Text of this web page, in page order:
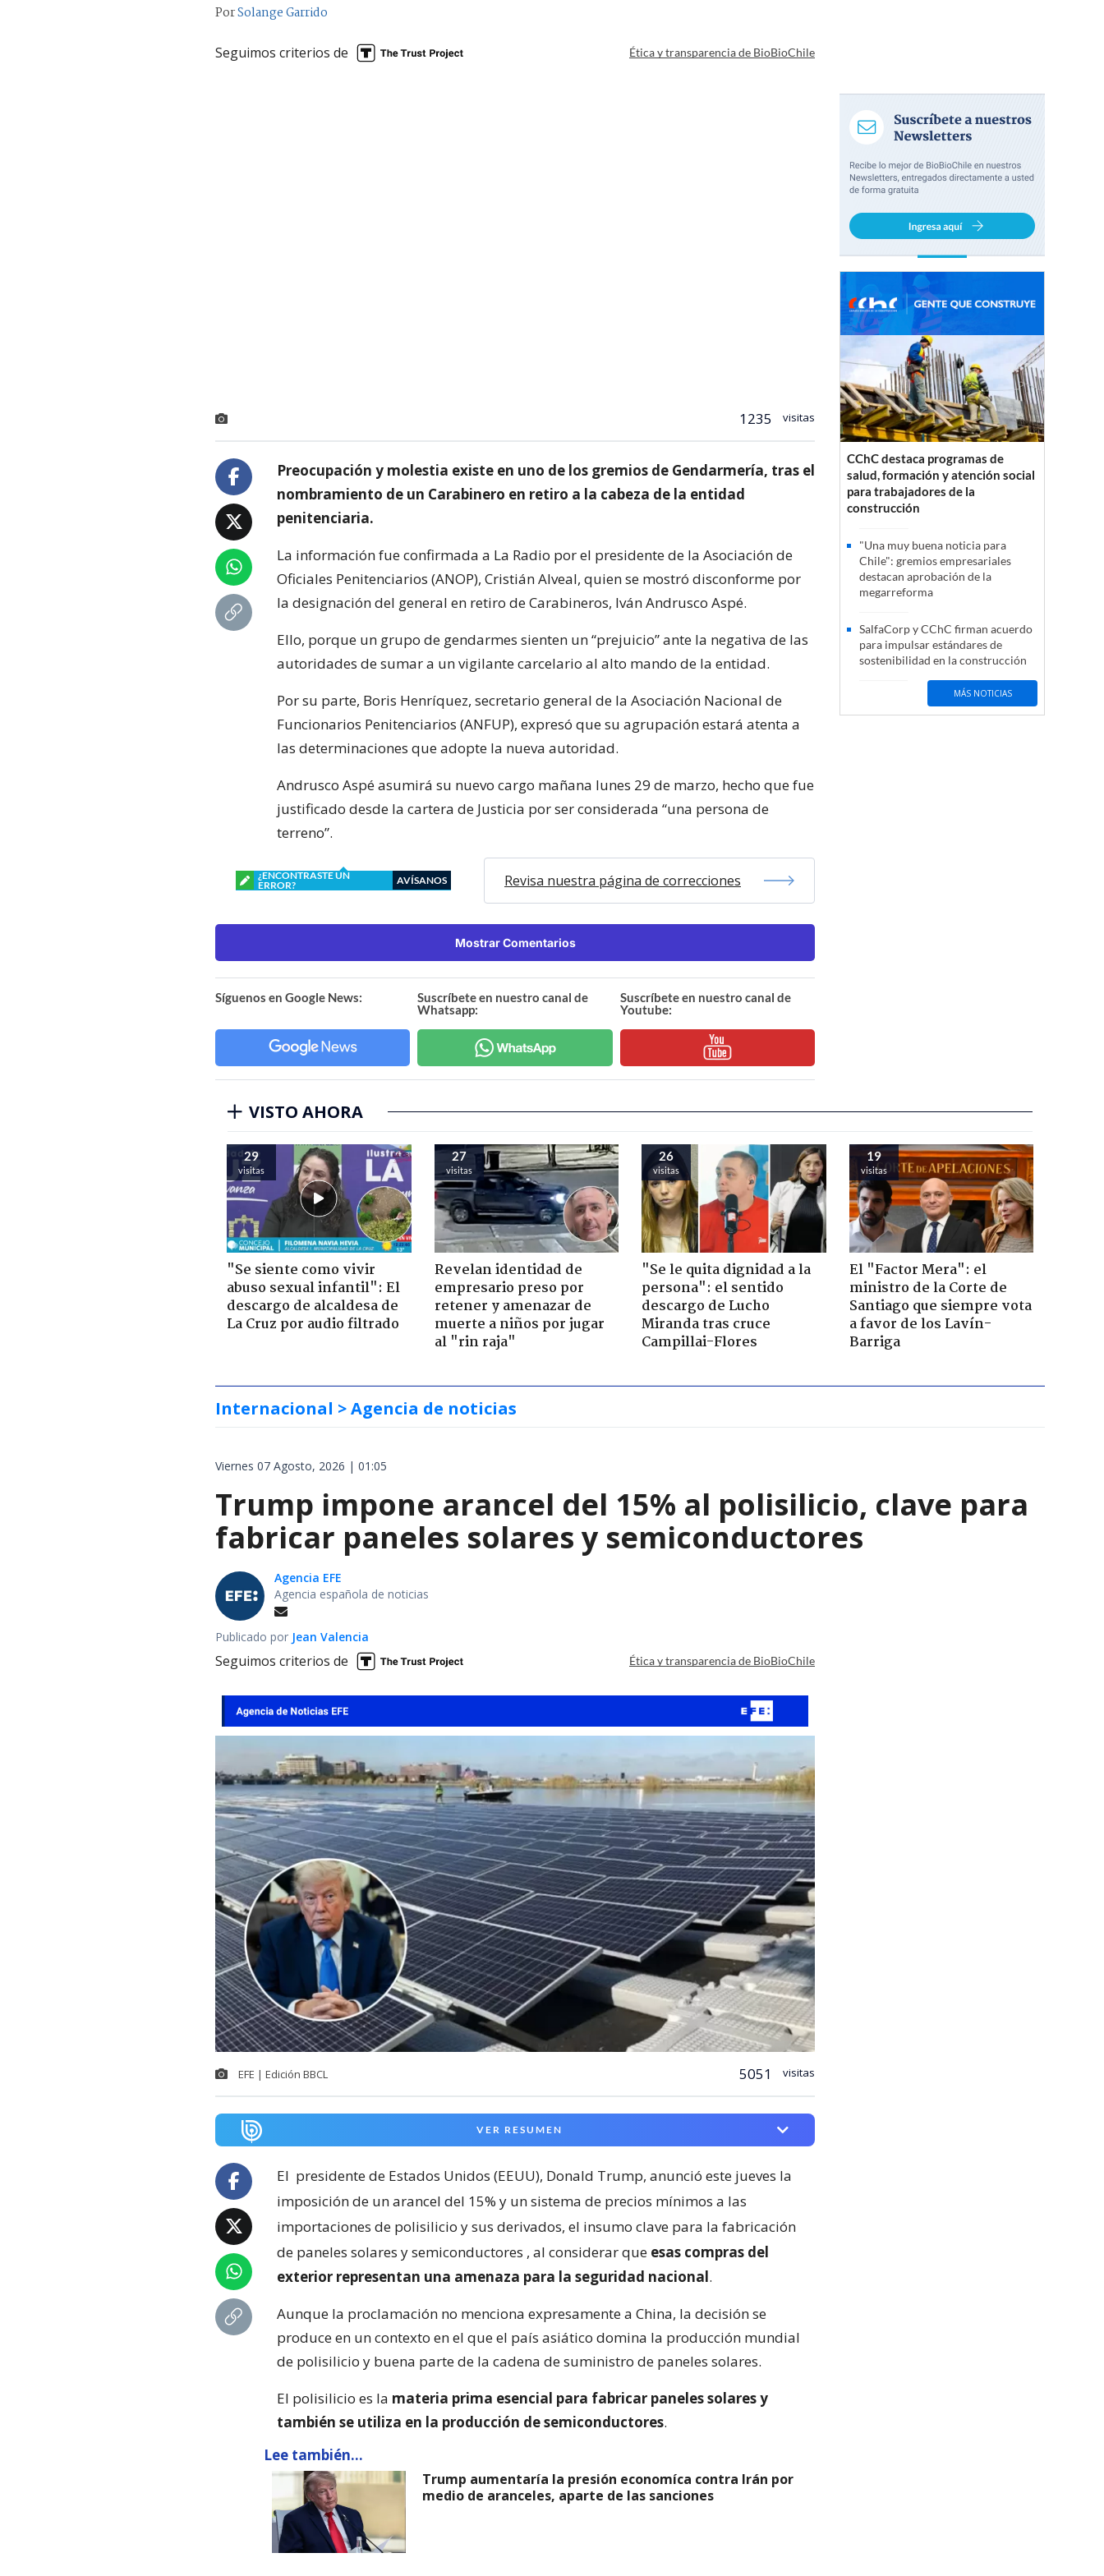
PorSolange Garrido
Seguimos criterios de Ética y transparencia de BioBioChile
1235 visitas
Preocupación y molestia existe en uno de los gremios de Gendarmería, tras el
nombramiento de un Carabinero en retiro a la cabeza de la entidad
penitenciaria.
La información fue confirmada a La Radio por el presidente de la Asociación de
Oficiales Penitenciarios (ANOP), Cristián Alveal, quien se mostró disconforme por
la designación del general en retiro de Carabineros, Iván Andrusco Aspé.
Ello, porque un grupo de gendarmes sienten un “prejuicio” ante la negativa de las
autoridades de sumar a un vigilante carcelario al alto mando de la entidad.
Por su parte, Boris Henríquez, secretario general de la Asociación Nacional de
Funcionarios Penitenciarios (ANFUP), expresó que su agrupación estará atenta a
las determinaciones que adopte la nueva autoridad.
Andrusco Aspé asumirá su nuevo cargo mañana lunes 29 de marzo, hecho que fue
justificado desde la cartera de Justicia por ser considerada “una persona de
terreno”.
¿ENCONTRASTE UN
ERROR?
AVÍSANOS Revisa nuestra página de correcciones
Mostrar Comentarios
Síguenos en Google News:
Suscríbete en nuestro canal de
Whatsapp:
Suscríbete en nuestro canal de
Youtube:
CChC destaca programas de
salud, formación y atención social
para trabajadores de la
construcción
"Una muy buena noticia para
Chile": gremios empresariales
destacan aprobación de la
megarreforma
SalfaCorp y CChC firman acuerdo
para impulsar estándares de
sostenibilidad en la construcción
MÁS NOTICIAS
VISTO AHORA
29
visitas
"Se siente como vivir
abuso sexual infantil": El
descargo de alcaldesa de
La Cruz por audio filtrado
27
visitas
Revelan identidad de
empresario preso por
retener y amenazar de
muerte a niños por jugar
al "rin raja"
26
visitas
"Se le quita dignidad a la
persona": el sentido
descargo de Lucho
Miranda tras cruce
Campillai-Flores
19
visitas
El "Factor Mera": el
ministro de la Corte de
Santiago que siempre vota
a favor de los Lavín-
Barriga
Internacional > Agencia de noticias
Viernes 07 Agosto, 2026 | 01:05
Trump impone arancel del 15% al polisilicio, clave para
fabricar paneles solares y semiconductores
Agencia EFE
Agencia española de noticias
Publicado por Jean Valencia
Seguimos criterios de Ética y transparencia de BioBioChile
EFE | Edición BBCL 5051 visitas
VER RESUMEN
El presidente de Estados Unidos (EEUU), Donald Trump, anunció este jueves la
imposición de un arancel del 15% y un sistema de precios mínimos a las
importaciones de polisilicio y sus derivados, el insumo clave para la fabricación
de paneles solares y semiconductores , al considerar que esas compras del
exterior representan una amenaza para la seguridad nacional.
Aunque la proclamación no menciona expresamente a China, la decisión se
produce en un contexto en el que el país asiático domina la producción mundial
de polisilicio y buena parte de la cadena de suministro de paneles solares.
El polisilicio es la materia prima esencial para fabricar paneles solares y
también se utiliza en la producción de semiconductores.
Lee también...
Trump aumentaría la presión economíca contra Irán por
medio de aranceles, aparte de las sanciones